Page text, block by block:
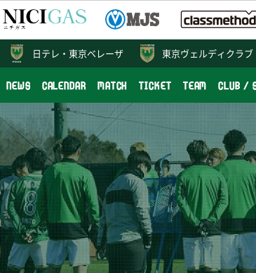
東京ヴェルディクラブ
NEWS CALENDAR MATCH TICKET TEAM CLUB /
日テレ・ 東京ベレーザ